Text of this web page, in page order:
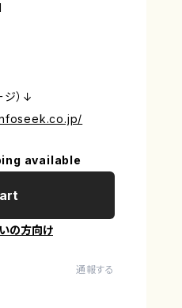
ジ）↓
available
の方向け
通報する